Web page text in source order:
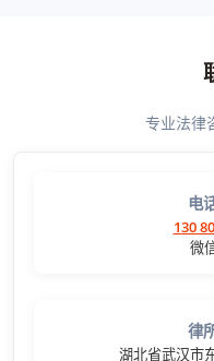
专业法律
电
130
微
律
湖北省武汉市